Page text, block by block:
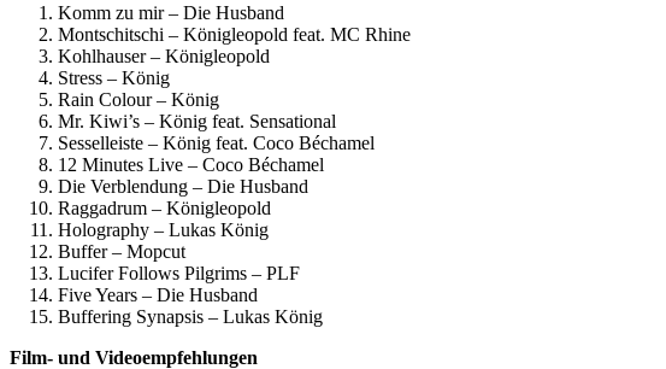
Komm zu mir – Die Husband
Montschitschi – Königleopold feat. MC Rhine
Kohlhauser – Königleopold
Stress – König
Rain Colour – König
Mr. Kiwi’s – König feat. Sensational
Sesselleiste – König feat. Coco Béchamel
12 Minutes Live – Coco Béchamel
Die Verblendung – Die Husband
Raggadrum – Königleopold
Holography – Lukas König
Buffer – Mopcut
Lucifer Follows Pilgrims – PLF
Five Years – Die Husband
Buffering Synapsis – Lukas König
Film- und Videoempfehlungen